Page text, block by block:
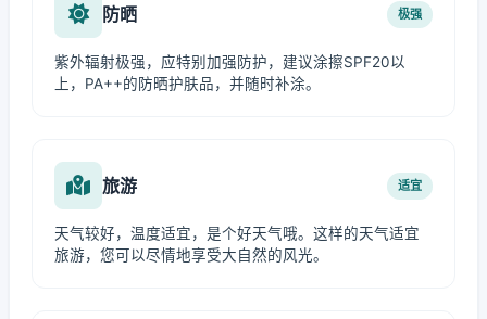
防晒 极强
紫外辐射极强，应特别加强防护，建议涂擦SPF20以
上，PA++的防晒护肤品，并随时补涂。
旅游 适宜
天气较好，温度适宜，是个好天气哦。这样的天气适宜
旅游，您可以尽情地享受大自然的风光。